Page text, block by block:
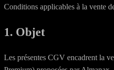
Conditions applicables à la vente
1. Objet
Les présentes CGV encadrent la